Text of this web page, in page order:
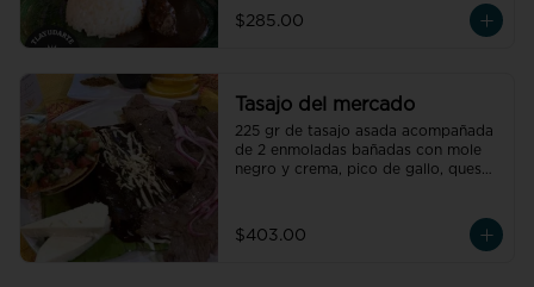
$285.00
Tasajo del mercado
225 gr de tasajo asada acompañada
de 2 enmoladas bañadas con mole
negro y crema, pico de gallo, queso
$403.00